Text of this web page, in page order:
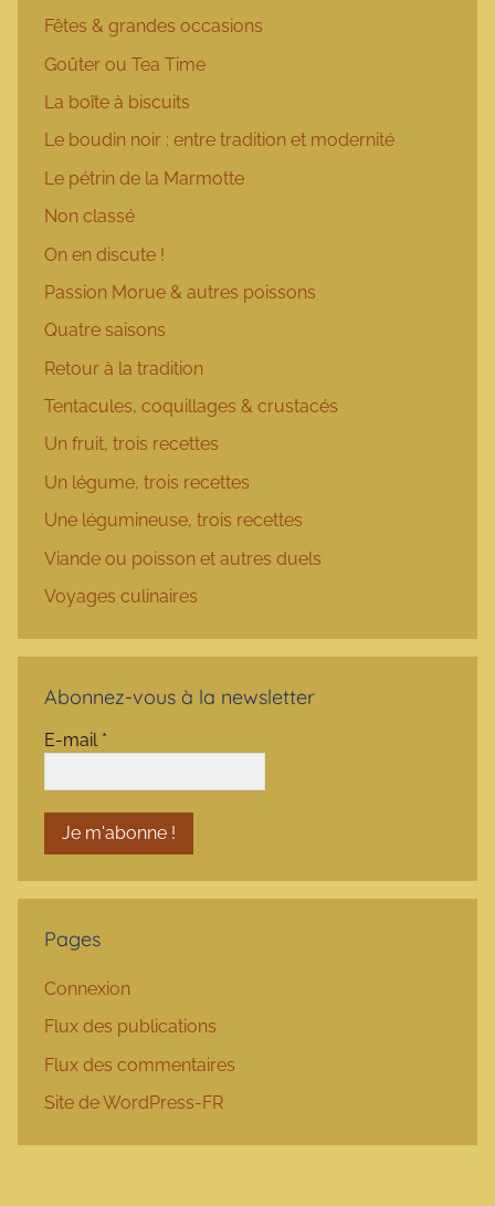
Fêtes & grandes occasions
Goûter ou Tea Time
La boîte à biscuits
Le boudin noir : entre tradition et modernité
Le pétrin de la Marmotte
Non classé
On en discute !
Passion Morue & autres poissons
Quatre saisons
Retour à la tradition
Tentacules, coquillages & crustacés
Un fruit, trois recettes
Un légume, trois recettes
Une légumineuse, trois recettes
Viande ou poisson et autres duels
Voyages culinaires
Abonnez-vous à la newsletter
E-mail *
Pages
Connexion
Flux des publications
Flux des commentaires
Site de WordPress-FR